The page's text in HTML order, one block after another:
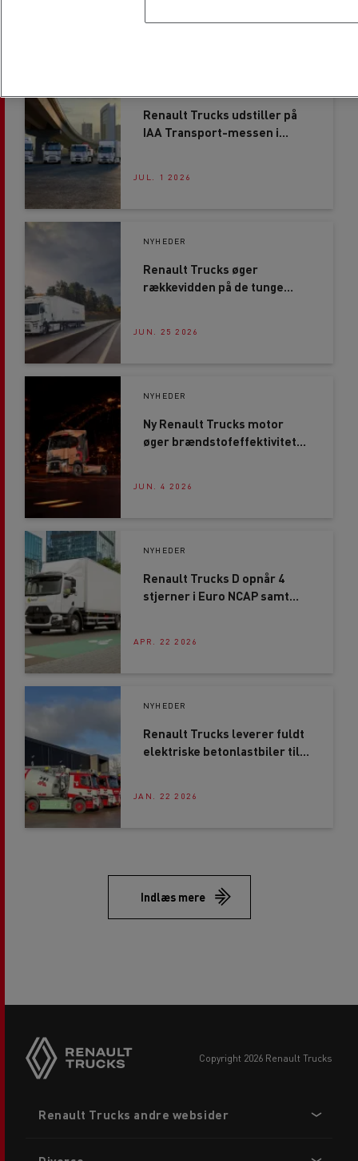
Renault Trucks udstiller på
IAA Transport-messen i
JUL. 1 2026
NYHEDER
Renault Trucks øger
rækkevidden på de tunge
JUN. 25 2026
NYHEDER
Ny Renault Trucks motor
øger brændstofeffektivitet
JUN. 4 2026
NYHEDER
Renault Trucks D opnår 4
stjerner i Euro NCAP samt
APR. 22 2026
NYHEDER
Renault Trucks leverer fuldt
elektriske betonlastbiler til
JAN. 22 2026
Indlæs mere
copyright 2026 Renault Trucks
menu
Renault Trucks andre websider